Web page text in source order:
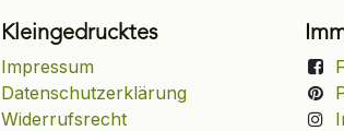
Kleingedrucktes
Impressum
Datenschutzerklärung
Widerrufsrecht